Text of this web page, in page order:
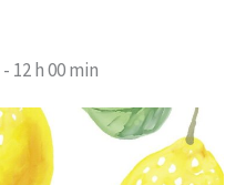
- 12 h 00 min